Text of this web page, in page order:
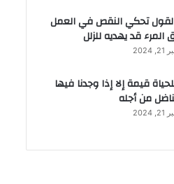
القول تحكي النقص في العمل
قد يهديه للزلل
قيمة إلا إذا وجدنا فيها
من أجله